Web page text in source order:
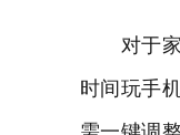
对于家
时间玩手